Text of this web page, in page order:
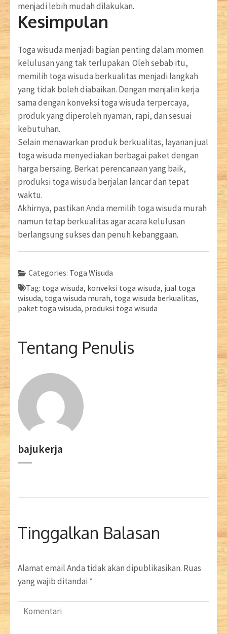
menjadi lebih mudah dilakukan.
Kesimpulan
Toga wisuda menjadi bagian penting dalam momen
kelulusan yang tak terlupakan. Oleh sebab itu,
memilih toga wisuda berkualitas menjadi langkah
yang tidak boleh diabaikan. Dengan menjalin kerja
sama dengan konveksi toga wisuda terpercaya,
produk yang diperoleh nyaman, rapi, dan sesuai
kebutuhan.
Selain menawarkan produk berkualitas, layanan jual
toga wisuda menyediakan berbagai paket dengan
harga bersaing. Berkat perencanaan yang baik,
produksi toga wisuda berjalan lancar dan tepat
waktu.
Akhirnya, pastikan Anda memilih toga wisuda murah
namun tetap berkualitas agar acara kelulusan
berlangsung sukses dan penuh kebanggaan.
Categories: Toga Wisuda
Tag: toga wisuda, konveksi toga wisuda, jual toga
wisuda, toga wisuda murah, toga wisuda berkualitas,
paket toga wisuda, produksi toga wisuda
Tentang Penulis
bajukerja
Tinggalkan Balasan
Alamat email Anda tidak akan dipublikasikan. Ruas
yang wajib ditandai *
Komentari